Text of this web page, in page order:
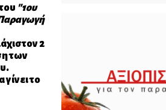
"1ου
2
των
το